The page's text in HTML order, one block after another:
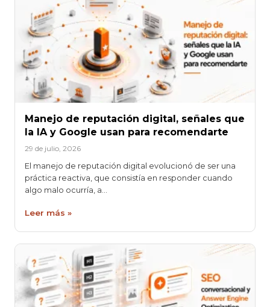
Manejo de reputación digital, señales que
la IA y Google usan para recomendarte
29 de julio, 2026
El manejo de reputación digital evolucionó de ser una
práctica reactiva, que consistía en responder cuando
algo malo ocurría, a…
Leer más »